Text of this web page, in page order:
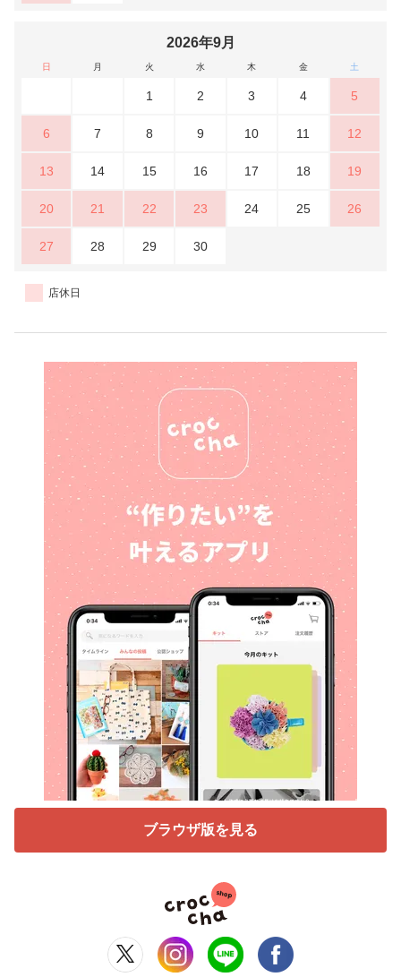
2026年9月
日 月 火 水 木 金 土
1 2 3 4 5
6 7 8 9 10 11 12
13 14 15 16 17 18 19
20 21 22 23 24 25 26
27 28 29 30
店休日
ブラウザ版を見る